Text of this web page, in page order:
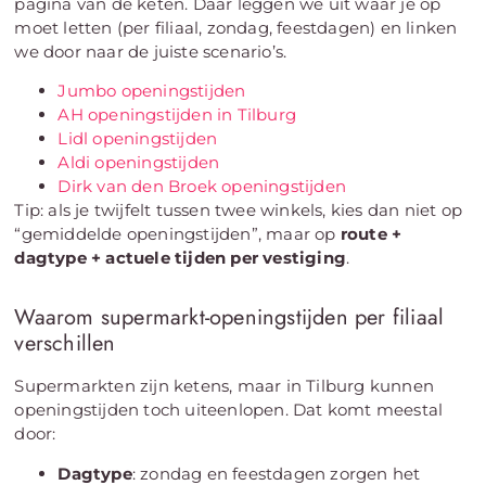
moet letten (per filiaal, zondag, feestdagen) en linken
we door naar de juiste scenario’s.
Jumbo openingstijden
AH openingstijden in Tilburg
Lidl openingstijden
Aldi openingstijden
Dirk van den Broek openingstijden
Tip: als je twijfelt tussen twee winkels, kies dan niet op
“gemiddelde openingstijden”, maar op route +
dagtype + actuele tijden per vestiging.
Waarom supermarkt-openingstijden per filiaal
verschillen
Supermarkten zijn ketens, maar in Tilburg kunnen
openingstijden toch uiteenlopen. Dat komt meestal
door:
Dagtype: zondag en feestdagen zorgen het